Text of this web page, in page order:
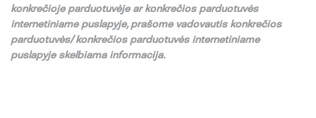
konkrečioje parduotuvėje ar konkrečios parduotuvės
internetiniame puslapyje,prašome vadovautis konkrečios
parduotuvės/ konkrečios parduotuvės internetiniame
puslapyje skelbiama informacija.